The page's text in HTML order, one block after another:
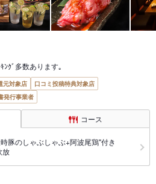
ﾝｸﾞ多数あります｡
元対象店
口コミ投稿特典対象店
発行事業者
コース
豚のしゃぶしゃぶ+阿波尾鶏"付き
放